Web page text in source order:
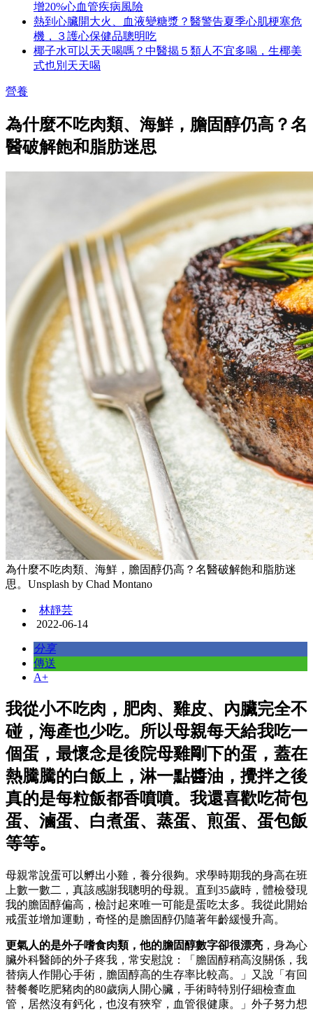
增20%心血管疾病風險
熱到心臟開大火、血液變糖漿？醫警告夏季心肌梗塞危
機，３護心保健品聰明吃
椰子水可以天天喝嗎？中醫揭５類人不宜多喝，生椰美
式也別天天喝
營養
為什麼不吃肉類、海鮮，膽固醇仍高？名
醫破解飽和脂肪迷思
為什麼不吃肉類、海鮮，膽固醇仍高？名醫破解飽和脂肪迷
思。Unsplash by Chad Montano
林靜芸
2022-06-14
分享
傳送
A+
我從小不吃肉，肥肉、雞皮、內臟完全不
碰，海產也少吃。所以母親每天給我吃一
個蛋，最懷念是後院母雞剛下的蛋，蓋在
熱騰騰的白飯上，淋一點醬油，攪拌之後
真的是每粒飯都香噴噴。我還喜歡吃荷包
蛋、滷蛋、白煮蛋、蒸蛋、煎蛋、蛋包飯
等等。
母親常說蛋可以孵出小雞，養分很夠。求學時期我的身高在班
上數一數二，真該感謝我聰明的母親。直到35歲時，體檢發現
我的膽固醇偏高，檢討起來唯一可能是蛋吃太多。我從此開始
戒蛋並增加運動，奇怪的是膽固醇仍隨著年齡緩慢升高。
更氣人的是外子嗜食肉類，他的膽固醇數字卻很漂亮 ，身為心
臟外科醫師的外子疼我，常安慰說：「膽固醇稍高沒關係，我
替病人作開心手術，膽固醇高的生存率比較高。」又說「有回
替餐餐吃肥豬肉的80歲病人開心臟，手術時特別仔細檢查血
管，居然沒有鈣化，也沒有狹窄，血管很健康。」外子努力想